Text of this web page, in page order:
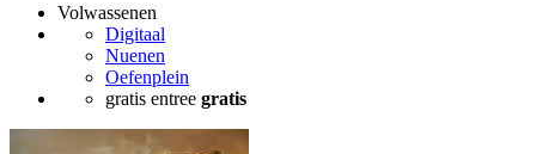
Volwassenen
Digitaal
Nuenen
Oefenplein
gratis entree gratis